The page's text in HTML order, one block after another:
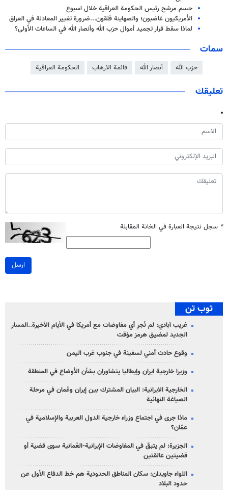
حسم مرشح رئيس الحكومة العراقية خلال اسبوع
الأمريكيون غاضبون؛ والصهاينة قلقون...ضرورة تغيير المعادلة في العراق
لماذا سقط قرار تجميد أموال حزب الله وأنصار الله في الساعات الأولى؟
سمات
حزب الله أنصار الله قائمة الارهاب الحكومة العراقية
تعليقك
* سجل نتيجة العبارة في الخانة المقابلة
ارسل
توب تن
غريب آبادي: لم نُجرِ أي مفاوضات مع أمريكا في الأيام الأخيرة..المسار
الجديد لمضيق هرمز مؤقت
وقوع حادث أمني لسفينة في جنوب غرب اليمن
وزيرا خارجية ايران وإيطاليا يتشاوران بشأن الأوضاع في المنطقة
الخارجية الايرانية: البيان المشترك بين إيران وعُمان في مرحلة
الصياغة النهائية
ماذا جرى في اجتماع وزراء خارجية الدول العربية والإسلامية في
عمّان؟
الجزيرة: لم يتبقّ في المفاوضات الإيرانية-العُمانية سوى قضية أو
قضيتين عالقتين
اللواء جاويدان: سكان المناطق الحدودية هم خط الدفاع الأول عن
حدود البلاد